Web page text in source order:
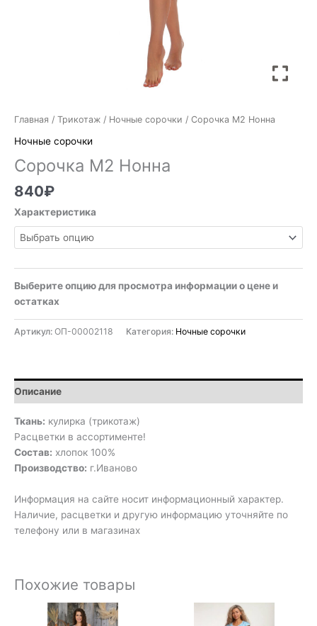
Главная / Трикотаж / Ночные сорочки / Сорочка М2 Нонна
Ночные сорочки
Сорочка М2 Нонна
840₽
Характеристика
Выберите опцию для просмотра информации о цене и
остатках
Артикул: ОП-00002118 Категория: Ночные сорочки
Описание
Ткань: кулирка (трикотаж)
Расцветки в ассортименте!
Состав: хлопок 100%
Производство: г.Иваново
Информация на сайте носит информационный характер.
Наличие, расцветки и другую информацию уточняйте по
телефону или в магазинах
Похожие товары